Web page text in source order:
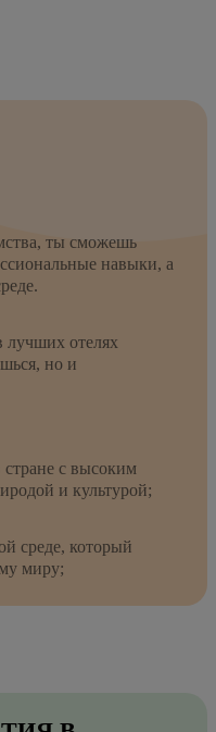
ты сможешь
навыки, а
лучших отелях
но и
с высоким
и культурой;
среде, который
миру;